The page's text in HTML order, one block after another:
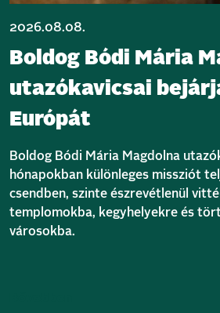
2026.08.08.
Boldog Bódi Mária
utazókavicsai
Európát
Boldog Bódi Mária Magdolna
hónapokban különleges missziót
csendben, szinte észrevétlenül
templomokba, kegyhelyekre és
városokba.